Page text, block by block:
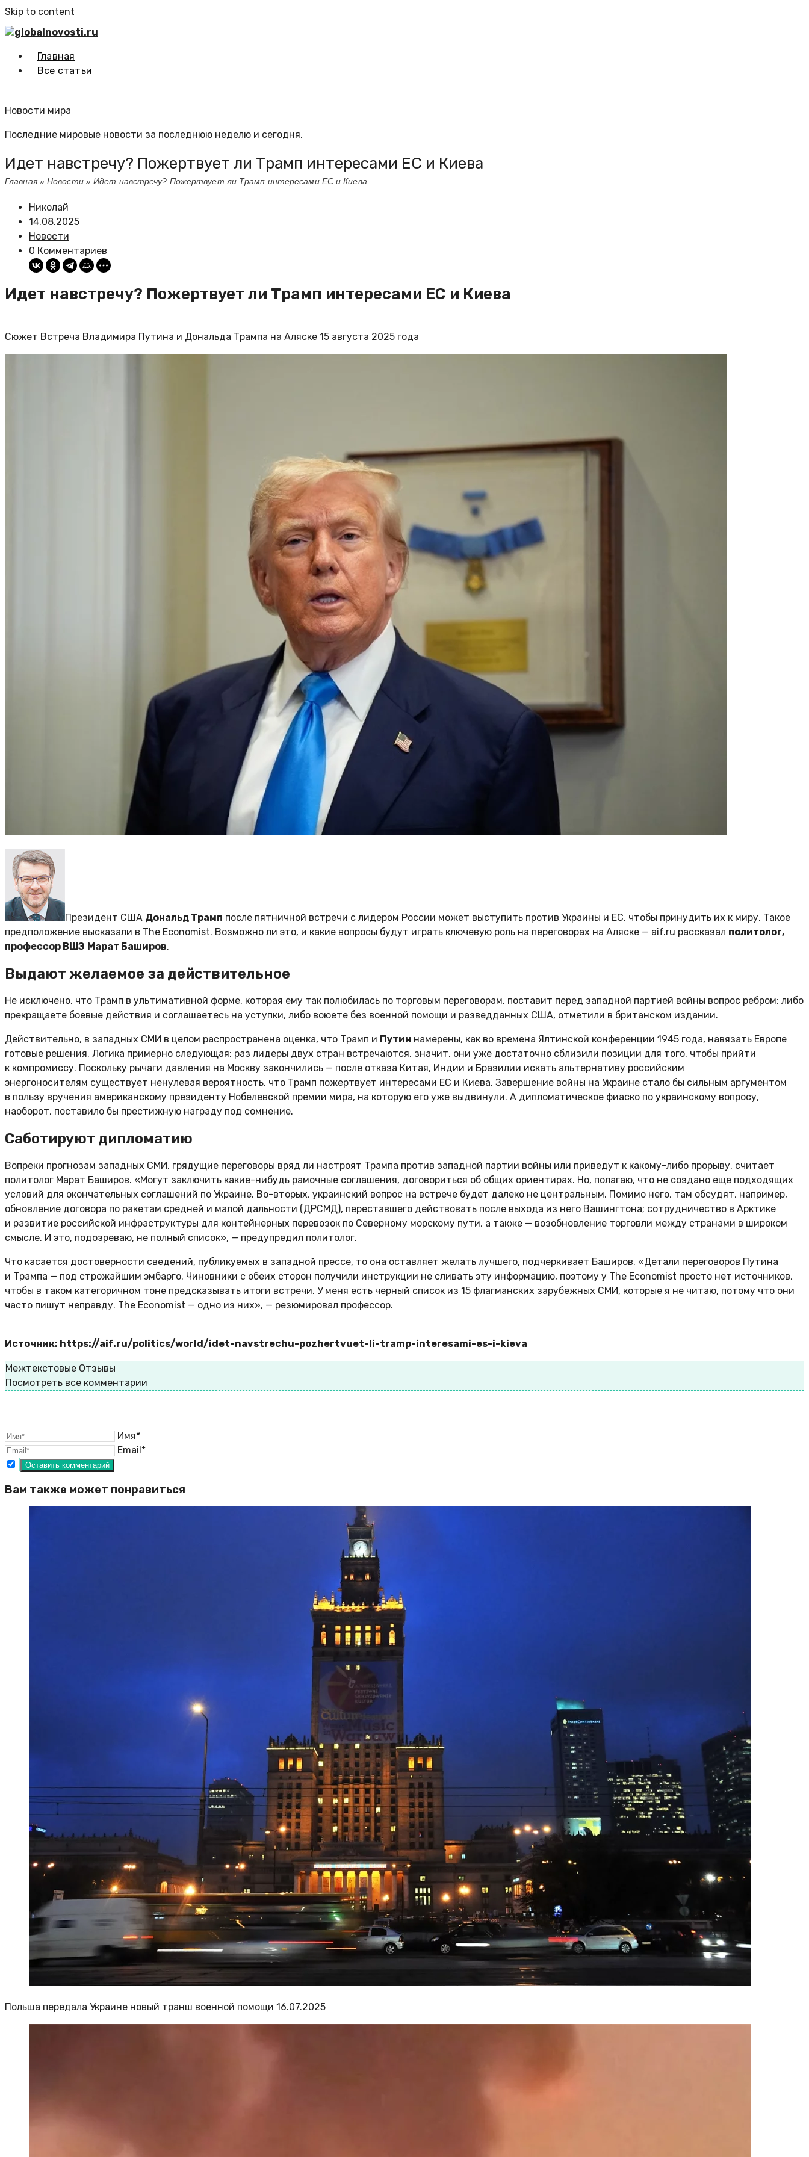
Skip to content
globalnovosti.ru
Главная
Все статьи
Новости мира
Последние мировые новости за последнюю неделю и сегодня.
Идет навстречу? Пожертвует ли Трамп интересами ЕС и Киева
Главная»Новости»Идет навстречу? Пожертвует ли Трамп интересами ЕС и Киева
Николай
14.08.2025
Новости
0 Комментариев
Идет навстречу? Пожертвует ли Трамп интересами ЕС и Киева
Сюжет Встреча Владимира Путина и Дональда Трампа на Аляске 15 августа 2025 года
Президент США Дональд Трамп после пятничной встречи с лидером России может выступить против Украины и ЕС, чтобы принудить их к миру. Такое
предположение высказали в The Economist. Возможно ли это, и какие вопросы будут играть ключевую роль на переговорах на Аляске — aif.ru рассказал политолог,
профессор ВШЭ Марат Баширов.
Выдают желаемое за действительное
Не исключено, что Трамп в ультимативной форме, которая ему так полюбилась по торговым переговорам, поставит перед западной партией войны вопрос ребром: либо
прекращаете боевые действия и соглашаетесь на уступки, либо воюете без военной помощи и разведданных США, отметили в британском издании.
Действительно, в западных СМИ в целом распространена оценка, что Трамп и Путин намерены, как во времена Ялтинской конференции 1945 года, навязать Европе
готовые решения. Логика примерно следующая: раз лидеры двух стран встречаются, значит, они уже достаточно сблизили позиции для того, чтобы прийти
к компромиссу. Поскольку рычаги давления на Москву закончились — после отказа Китая, Индии и Бразилии искать альтернативу российским
энергоносителям существует ненулевая вероятность, что Трамп пожертвует интересами ЕС и Киева. Завершение войны на Украине стало бы сильным аргументом
в пользу вручения американскому президенту Нобелевской премии мира, на которую его уже выдвинули. А дипломатическое фиаско по украинскому вопросу,
наоборот, поставило бы престижную награду под сомнение.
Саботируют дипломатию
Вопреки прогнозам западных СМИ, грядущие переговоры вряд ли настроят Трампа против западной партии войны или приведут к какому-либо прорыву, считает
политолог Марат Баширов. «Могут заключить какие-нибудь рамочные соглашения, договориться об общих ориентирах. Но, полагаю, что не создано еще подходящих
условий для окончательных соглашений по Украине. Во-вторых, украинский вопрос на встрече будет далеко не центральным. Помимо него, там обсудят, например,
обновление договора по ракетам средней и малой дальности (ДРСМД), переставшего действовать после выхода из него Вашингтона; сотрудничество в Арктике
и развитие российской инфраструктуры для контейнерных перевозок по Северному морскому пути, а также — возобновление торговли между странами в широком
смысле. И это, подозреваю, не полный список», — предупредил политолог.
Что касается достоверности сведений, публикуемых в западной прессе, то она оставляет желать лучшего, подчеркивает Баширов. «Детали переговоров Путина
и Трампа — под строжайшим эмбарго. Чиновники с обеих сторон получили инструкции не сливать эту информацию, поэтому у The Economist просто нет источников,
чтобы в таком категоричном тоне предсказывать итоги встречи. У меня есть черный список из 15 флагманских зарубежных СМИ, которые я не читаю, потому что они
часто пишут неправду. The Economist — одно из них», — резюмировал профессор.
Источник: https://aif.ru/politics/world/idet-navstrechu-pozhertvuet-li-tramp-interesami-es-i-kieva
Межтекстовые Отзывы
Посмотреть все комментарии
Имя*
Email*
Вам также может понравиться
Польша передала Украине новый транш военной помощи 16.07.2025